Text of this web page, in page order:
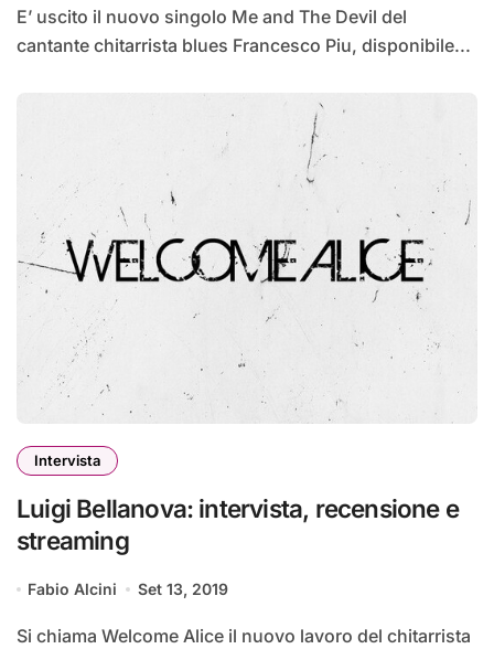
E’ uscito il nuovo singolo Me and The Devil del
cantante chitarrista blues Francesco Piu, disponibile...
Intervista
Luigi Bellanova: intervista, recensione e
streaming
Fabio Alcini Set 13, 2019
Si chiama Welcome Alice il nuovo lavoro del chitarrista